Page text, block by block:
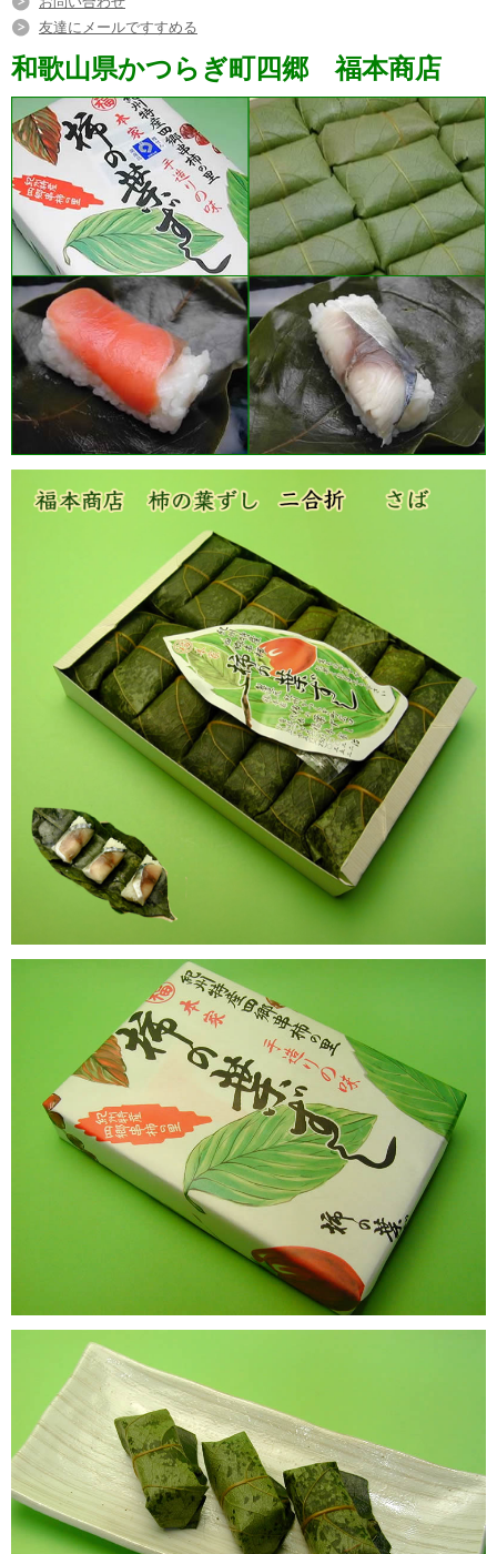
友達にメールですすめる
和歌山県かつらぎ町四郷 福本商店